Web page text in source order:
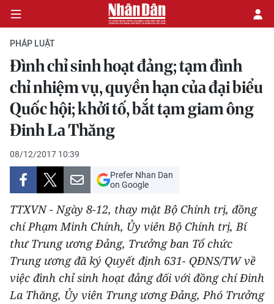
CHÍNH TRỊ
KINH TẾ
XÃ HỘI
DU LỊCH
THẾ GIỚI
THỂ THAO
PHÁP LUẬT
Đình chỉ sinh hoạt đảng; tạm đình
chỉ nhiệm vụ, quyền hạn của đại biểu
Quốc hội; khởi tố, bắt tạm giam ông
Đinh La Thăng
08/12/2017 10:39
Prefer Nhan Dan
on Google
TTXVN - Ngày 8-12, thay mặt Bộ Chính trị, đồng
chí Phạm Minh Chính, Ủy viên Bộ Chính trị, Bí
thư Trung ương Đảng, Trưởng ban Tổ chức
Trung ương đã ký Quyết định 631- QĐNS/TW về
việc đình chỉ sinh hoạt đảng đối với đồng chí Đinh
La Thăng, Ủy viên Trung ương Đảng, Phó Trưởng